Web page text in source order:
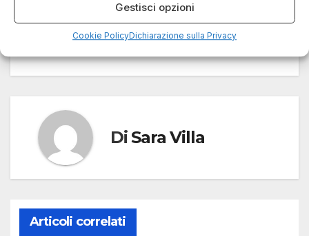
Gestisci opzioni
Cookie PolicyDichiarazione sulla Privacy
Navigazione
articoli
La Grazia: il nuovo
film di Paolo
Sorrentino
Claudio Santamaria
interpreta Nicola
Calipari nel film “Il
Di Sara Villa
Articoli correlati